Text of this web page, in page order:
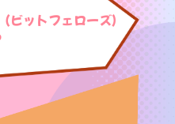
ットフェローズ）